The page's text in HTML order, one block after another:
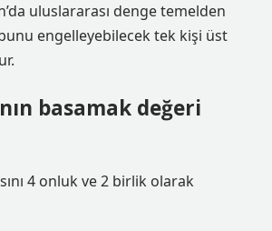
uluslararası denge temelden
engelleyebilecek tek kişi üst
basamak değeri
4 onluk ve 2 birlik olarak